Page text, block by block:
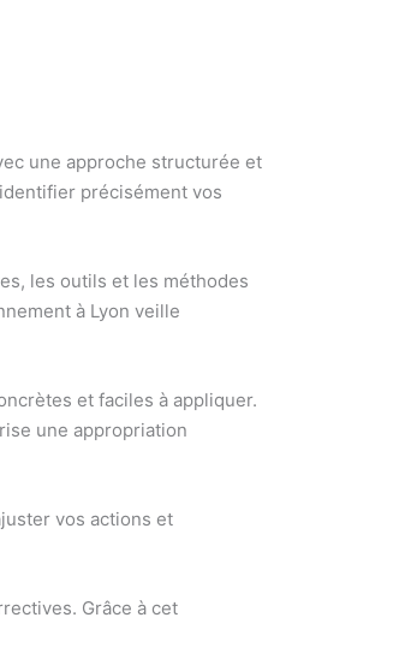
une approche structurée et
précisément vos
les outils et les méthodes
à Lyon veille
et faciles à appliquer.
une appropriation
vos actions et
Grâce à cet